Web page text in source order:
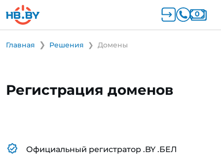
Главная Решения Домены
Регистрация доменов
Официальный регистратор .BY .БЕЛ